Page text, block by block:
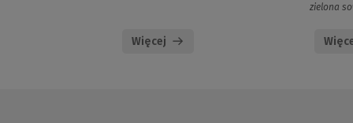
Więcej
zielona